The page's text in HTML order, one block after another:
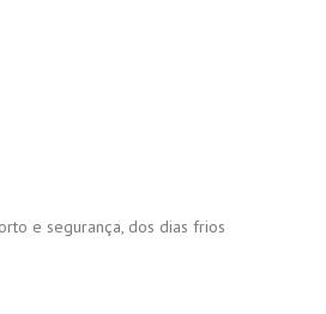
e segurança, dos dias frios